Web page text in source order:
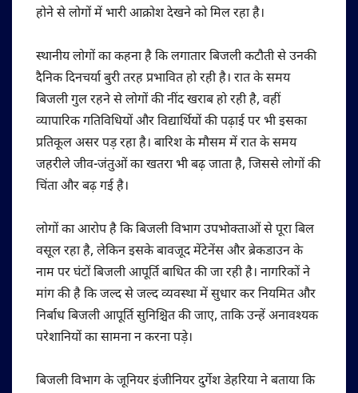
होने से लोगों में भारी आक्रोश देखने को मिल रहा है।
स्थानीय लोगों का कहना है कि लगातार बिजली कटौती से उनकी
दैनिक दिनचर्या बुरी तरह प्रभावित हो रही है। रात के समय
बिजली गुल रहने से लोगों की नींद खराब हो रही है, वहीं
व्यापारिक गतिविधियों और विद्यार्थियों की पढ़ाई पर भी इसका
प्रतिकूल असर पड़ रहा है। बारिश के मौसम में रात के समय
जहरीले जीव-जंतुओं का खतरा भी बढ़ जाता है, जिससे लोगों की
चिंता और बढ़ गई है।
लोगों का आरोप है कि बिजली विभाग उपभोक्ताओं से पूरा बिल
वसूल रहा है, लेकिन इसके बावजूद मेंटेनेंस और ब्रेकडाउन के
नाम पर घंटों बिजली आपूर्ति बाधित की जा रही है। नागरिकों ने
मांग की है कि जल्द से जल्द व्यवस्था में सुधार कर नियमित और
निर्बाध बिजली आपूर्ति सुनिश्चित की जाए, ताकि उन्हें अनावश्यक
परेशानियों का सामना न करना पड़े।
बिजली विभाग के जूनियर इंजीनियर दुर्गेश डेहरिया ने बताया कि